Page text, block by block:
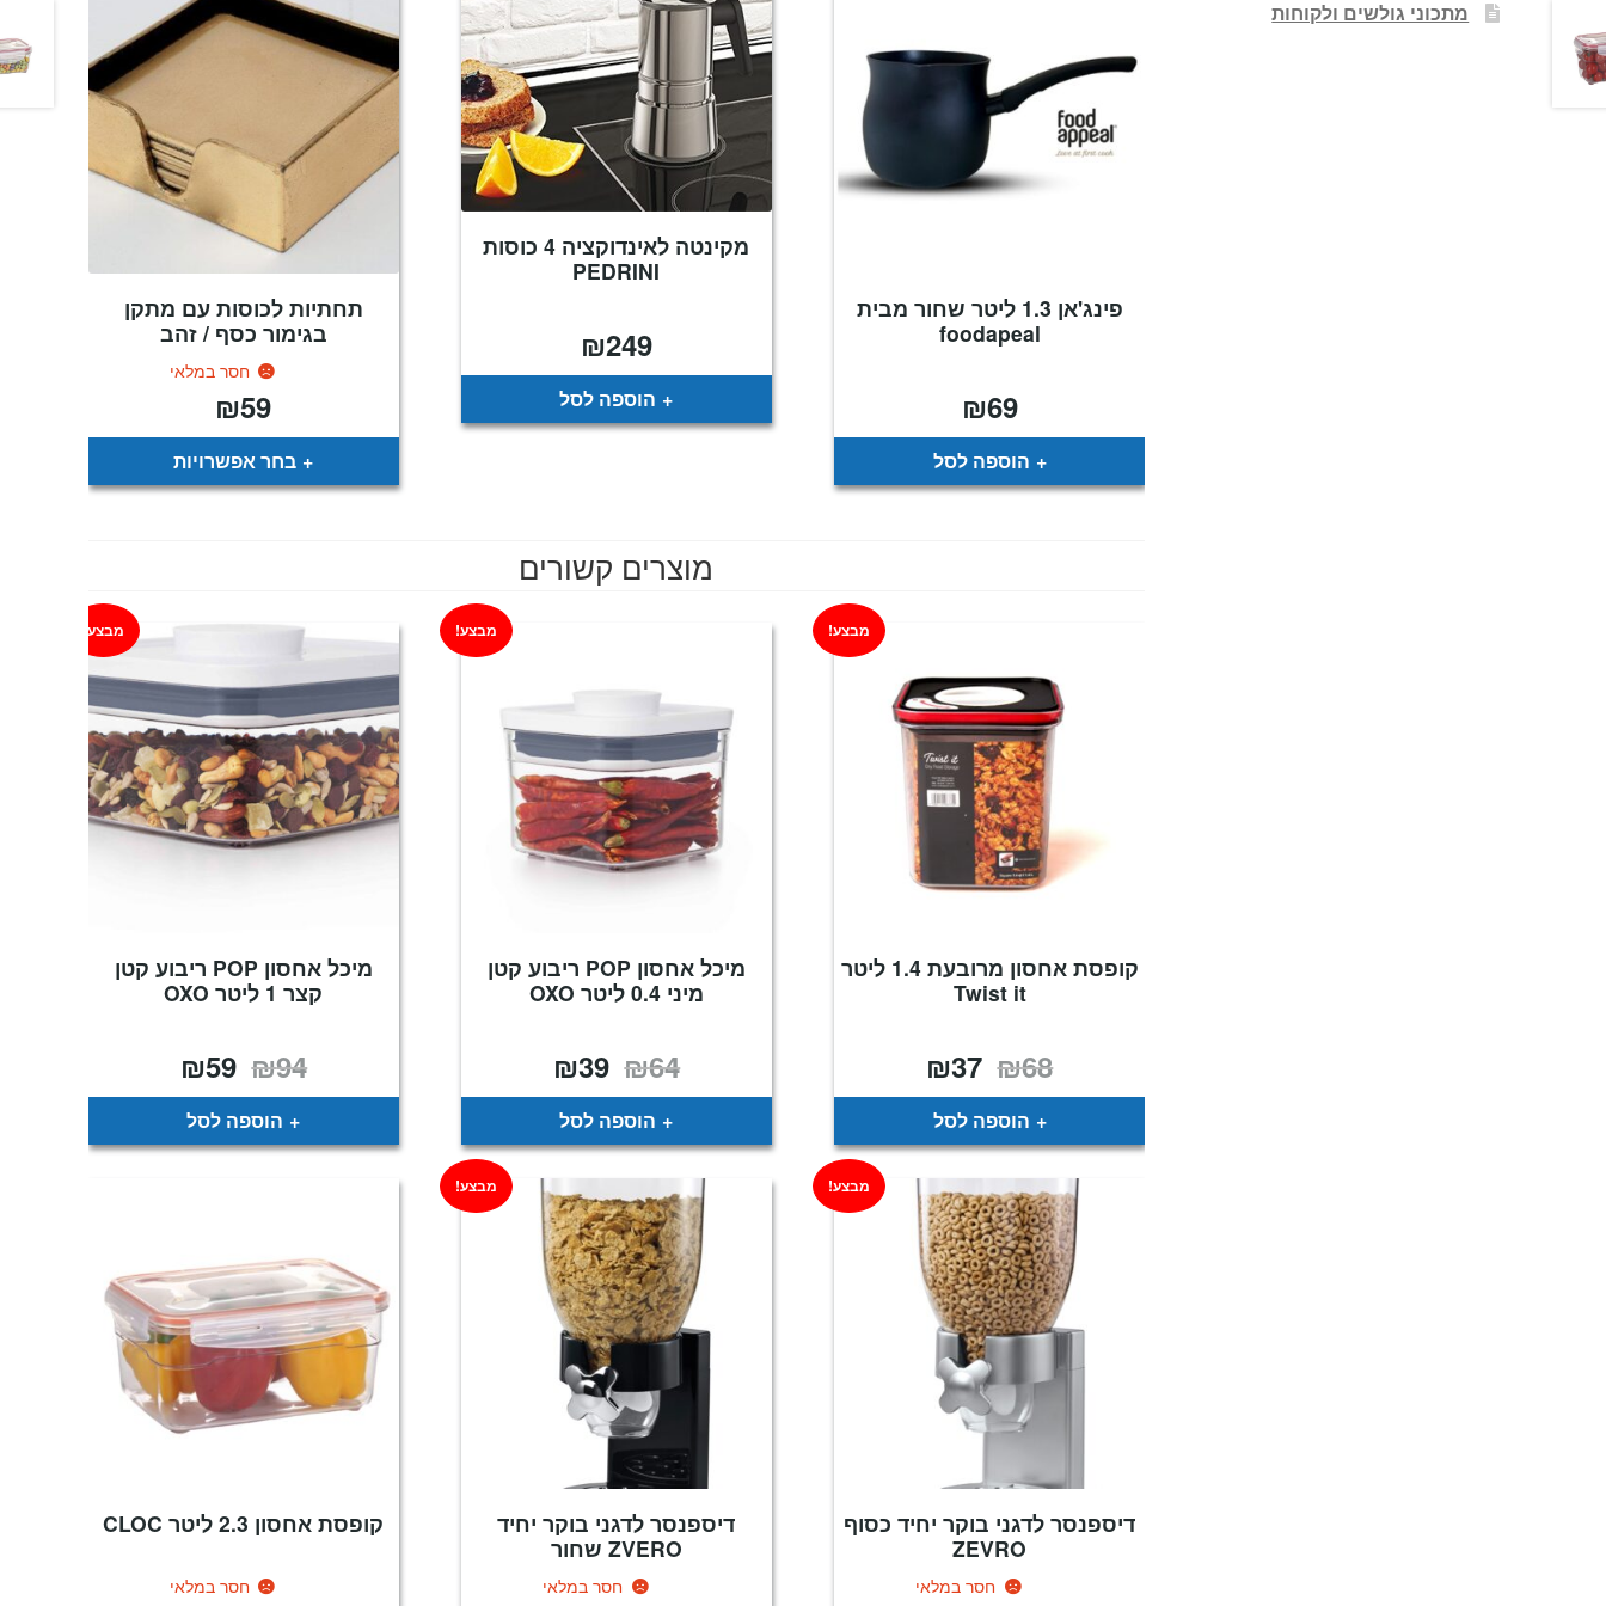
פינג'אן 1.3 ליטר שחור מבית
foodapeal
₪69
הוספה לסל
מקינטה לאינדוקציה 4 כוסות
PEDRINI
₪249
הוספה לסל
תחתיות לכוסות עם מתקן
בגימור כסף / זהב
חסר במלאי
₪59
בחר אפשרויות
מוצרים קשורים
קופסת אחסון מרובעת 1.4 ליטר
Twist it
מבצע!
₪68 המחיר
המקורי
היה:
₪68.
₪37
הוא:
הוספה לסל
מיכל אחסון POP ריבוע קטן
מיני 0.4 ליטר OXO
מבצע!
₪64 המחיר
המקורי
היה:
₪39
הוא:
הוספה לסל
מיכל אחסון POP ריבוע קטן
קצר 1 ליטר OXO
מבצע!
₪94 המחיר
המקורי
היה:
₪59
הוא:
הוספה לסל
דיספנסר לדגני בוקר יחיד כסוף
ZEVRO
חסר במלאי
מבצע!
דיספנסר לדגני בוקר יחיד
ZVERO שחור
חסר במלאי
מבצע!
קופסת אחסון 2.3 ליטר CLOC
חסר במלאי
מתכוני גולשים ולקוחות